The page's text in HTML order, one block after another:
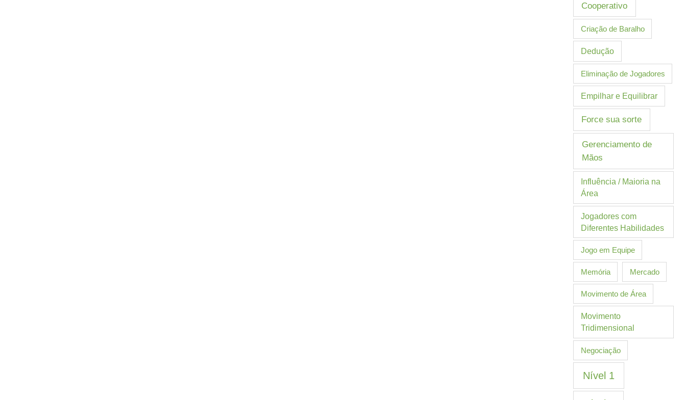
Cooperativo
Criação de Baralho
Dedução
Eliminação de Jogadores
Empilhar e Equilibrar
Force sua sorte
Gerenciamento de
Mãos
Influência / Maioria na
Área
Jogadores com
Diferentes Habilidades
Jogo em Equipe
Memória Mercado
Movimento de Área
Movimento
Tridimensional
Negociação
Nível 1